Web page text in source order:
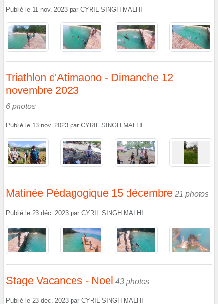
Publié le 11 nov. 2023 par CYRIL SINGH MALHI
Triathlon d'Atimaono - Dimanche 12
novembre 2023
6 photos
Publié le 13 nov. 2023 par CYRIL SINGH MALHI
Matinée Pédagogique 15 décembre 21 photos
Publié le 23 déc. 2023 par CYRIL SINGH MALHI
Stage Vacances - Noel 43 photos
Publié le 23 déc. 2023 par CYRIL SINGH MALHI